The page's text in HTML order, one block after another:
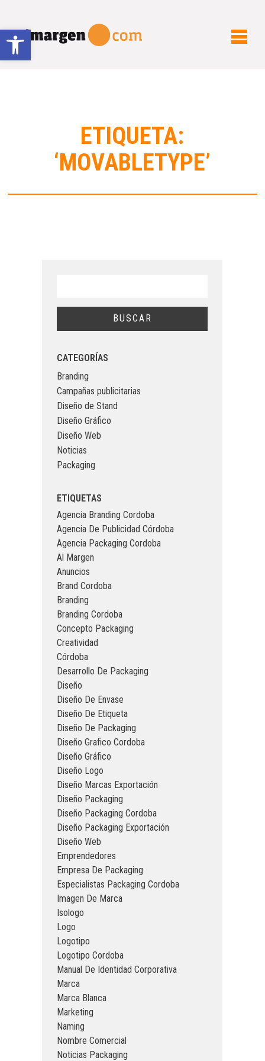
Abrir barra de herramientas
ETIQUETA:
‘MOVABLETYPE’
CATEGORÍAS
Branding
Campañas publicitarias
Diseño de Stand
Diseño Gráfico
Diseño Web
Noticias
Packaging
ETIQUETAS
Agencia Branding Cordoba
Agencia De Publicidad Córdoba
Agencia Packaging Cordoba
Al Margen
Anuncios
Brand Cordoba
Branding
Branding Cordoba
Concepto Packaging
Creatividad
Córdoba
Desarrollo De Packaging
Diseño
Diseño De Envase
Diseño De Etiqueta
Diseño De Packaging
Diseño Grafico Cordoba
Diseño Gráfico
Diseño Logo
Diseño Marcas Exportación
Diseño Packaging
Diseño Packaging Cordoba
Diseño Packaging Exportación
Diseño Web
Emprendedores
Empresa De Packaging
Especialistas Packaging Cordoba
Imagen De Marca
Isologo
Logo
Logotipo
Logotipo Cordoba
Manual De Identidad Corporativa
Marca
Marca Blanca
Marketing
Naming
Nombre Comercial
Noticias Packaging